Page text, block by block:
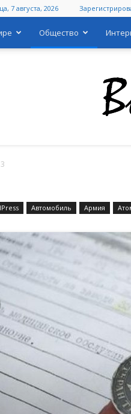
7 августа, 2026
Общество
Автомобиль Армия